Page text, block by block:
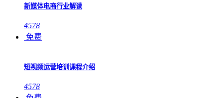
新媒体电商行业解读
4578
免费
短视频运营培训课程介绍
4578